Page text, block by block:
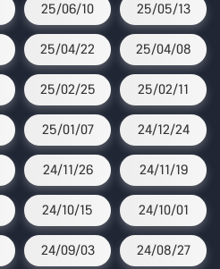
25/06/10 25/05/13
25/04/22 25/04/08
25/02/25 25/02/11
25/01/07 24/12/24
24/11/26 24/11/19
24/10/15 24/10/01
24/09/03 24/08/27